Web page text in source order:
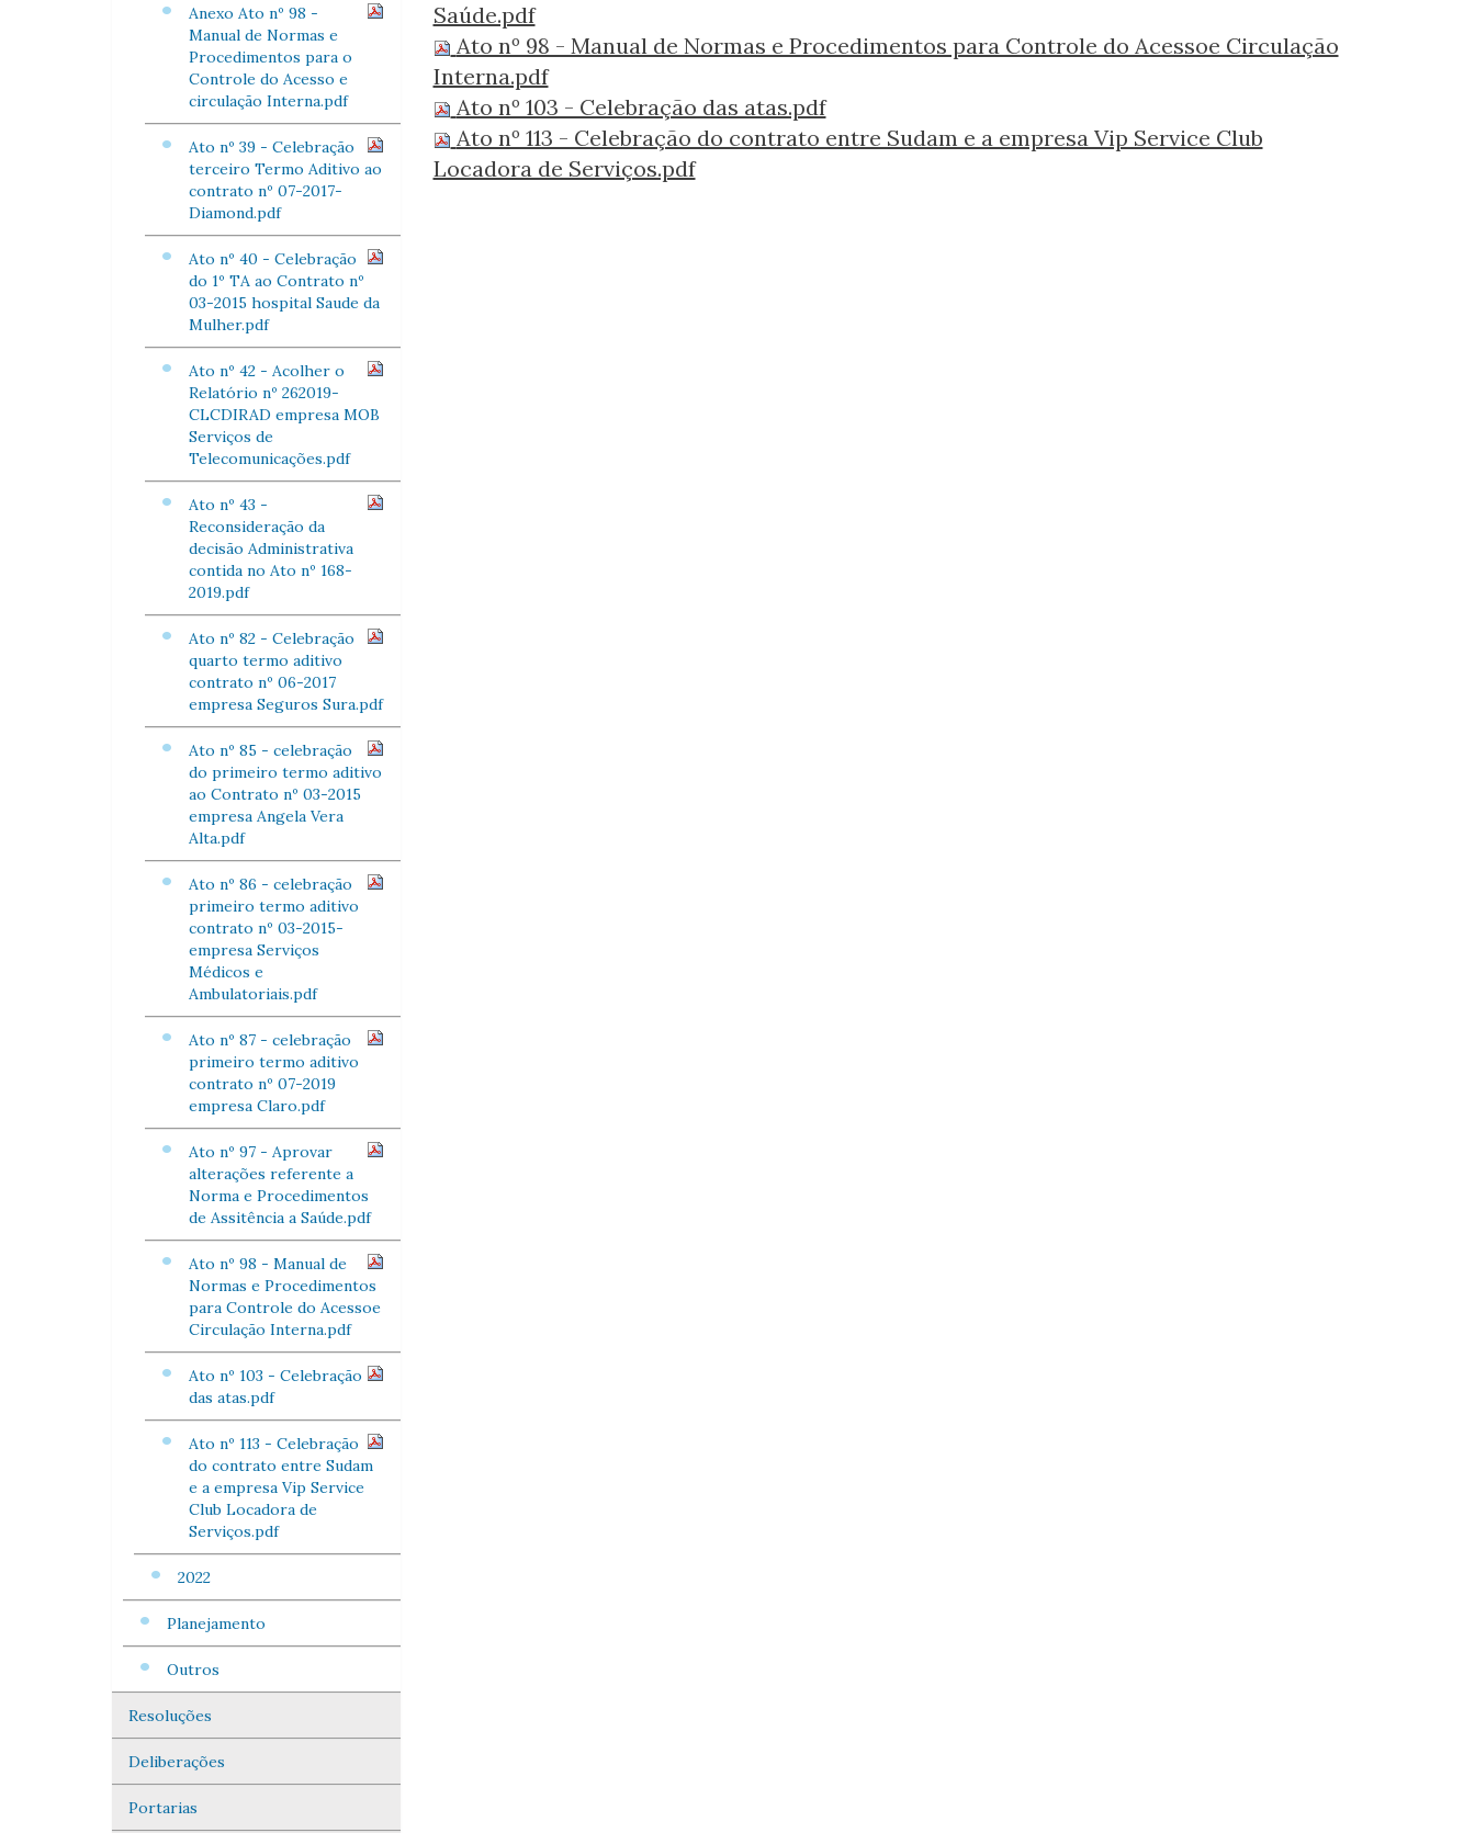
Anexo Ato nº 98 -
Manual de Normas e
Procedimentos para o
Controle do Acesso e
circulação Interna.pdf
Ato nº 39 - Celebração
terceiro Termo Aditivo ao
contrato nº 07-2017-
Diamond.pdf
Ato nº 40 - Celebração
do 1º TA ao Contrato nº
03-2015 hospital Saude da
Mulher.pdf
Ato nº 42 - Acolher o
Relatório nº 262019-
CLCDIRAD empresa MOB
Serviços de
Telecomunicações.pdf
Ato nº 43 -
Reconsideração da
decisão Administrativa
contida no Ato nº 168-
2019.pdf
Ato nº 82 - Celebração
quarto termo aditivo
contrato nº 06-2017
empresa Seguros Sura.pdf
Ato nº 85 - celebração
do primeiro termo aditivo
ao Contrato nº 03-2015
empresa Angela Vera
Alta.pdf
Ato nº 86 - celebração
primeiro termo aditivo
contrato nº 03-2015-
empresa Serviços
Médicos e
Ambulatoriais.pdf
Ato nº 87 - celebração
primeiro termo aditivo
contrato nº 07-2019
empresa Claro.pdf
Ato nº 97 - Aprovar
alterações referente a
Norma e Procedimentos
de Assitência a Saúde.pdf
Ato nº 98 - Manual de
Normas e Procedimentos
para Controle do Acessoe
Circulação Interna.pdf
Ato nº 103 - Celebração
das atas.pdf
Ato nº 113 - Celebração
do contrato entre Sudam
e a empresa Vip Service
Club Locadora de
Serviços.pdf
2022
Planejamento
Outros
Resoluções
Deliberações
Portarias
Saúde.pdf
Ato nº 98 - Manual de Normas e Procedimentos para Controle do Acessoe Circulação
Interna.pdf
Ato nº 103 - Celebração das atas.pdf
Ato nº 113 - Celebração do contrato entre Sudam e a empresa Vip Service Club
Locadora de Serviços.pdf